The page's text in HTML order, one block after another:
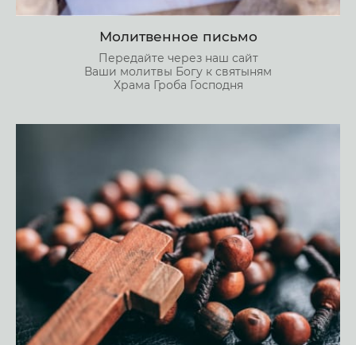
Молитвенное письмо
Передайте через наш сайт
Ваши молитвы Богу к святыням
Храма Гроба Господня